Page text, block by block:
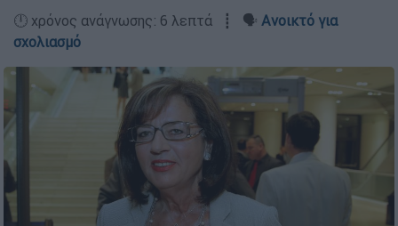
🕛 χρόνος ανάγνωσης: 6 λεπτά ┋ 🗣️ Ανοικτό για
σχολιασμό